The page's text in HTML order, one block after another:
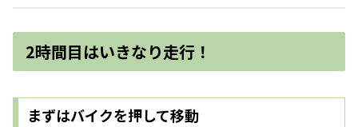
2時間目はいきなり走行！
まずはバイクを押して移動